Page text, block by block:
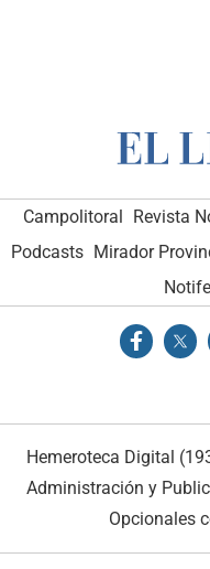
Campolitoral Revista
Podcasts Mirador
Notife
Hemeroteca Digital
Administración y
Opcionales